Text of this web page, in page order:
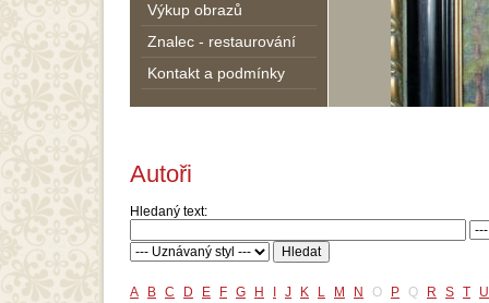
Výkup obrazů
Znalec - restaurování
Kontakt a podmínky
Autoři
Hledaný text:
A B C D E F G H J K L M N O P Q R S T U